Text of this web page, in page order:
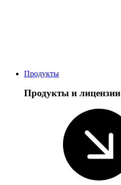
Продукты
Продукты и лицензии